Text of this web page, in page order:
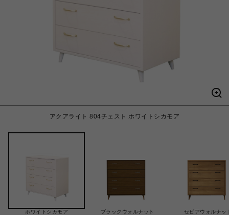
アクアライト 804チェスト ホワイトシカモア
ホワイトシカモア ブラックウォルナット セピアウォルナッ